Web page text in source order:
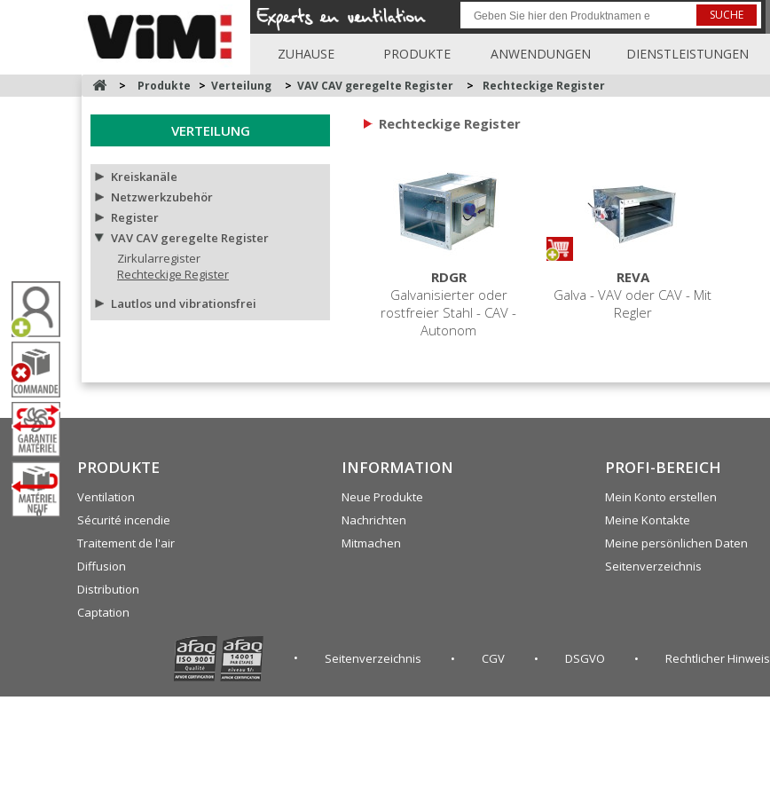
SUCHE
ZUHAUSE PRODUKTE ANWENDUNGEN DIENSTLEISTUNGEN
0
> Produkte > Verteilung > VAV CAV geregelte Register > Rechteckige Register
VERTEILUNG
Kreiskanäle
Netzwerkzubehör
Register
VAV CAV geregelte Register
Zirkularregister
Rechteckige Register
Lautlos und vibrationsfrei
Rechteckige Register
RDGR
Galvanisierter oder
rostfreier Stahl - CAV -
Autonom
REVA
Galva - VAV oder CAV - Mit
Regler
PRODUKTE
Ventilation
Sécurité incendie
Traitement de l'air
Diffusion
Distribution
Captation
INFORMATION
Neue Produkte
Nachrichten
Mitmachen
PROFI-BEREICH
Mein Konto erstellen
Meine Kontakte
Meine persönlichen Daten
Seitenverzeichnis
Seitenverzeichnis CGV DSGVO Rechtlicher Hinweis